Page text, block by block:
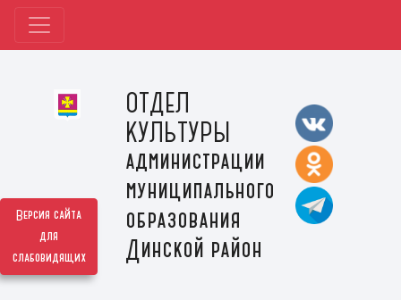
Версия сайта
для
слабовидящих
ОТДЕЛ
КУЛЬТУРЫ
администрации
муниципального
образования
Динской район